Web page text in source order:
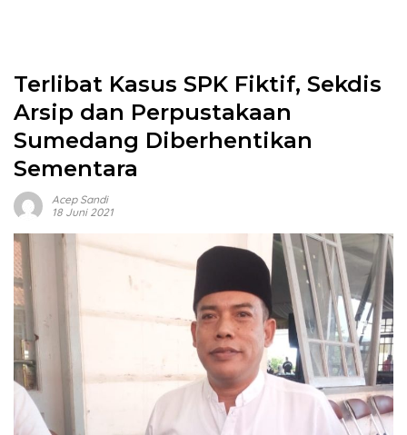
Terlibat Kasus SPK Fiktif, Sekdis
Arsip dan Perpustakaan
Sumedang Diberhentikan
Sementara
Acep Sandi
18 Juni 2021